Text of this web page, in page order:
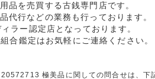
品を売買する古銭専門店です。
代行などの業務も行っております。
ラー認定店となっております。
合鑑定はお気軽にご連絡ください。
極美品に関しての問合せは、下